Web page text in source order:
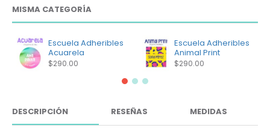
MISMA CATEGORÍA
Escuela Adheribles
Acuarela
$290.00
Escuela Adheribles
Animal Print
$290.00
DESCRIPCIÓN RESEÑAS MEDIDAS